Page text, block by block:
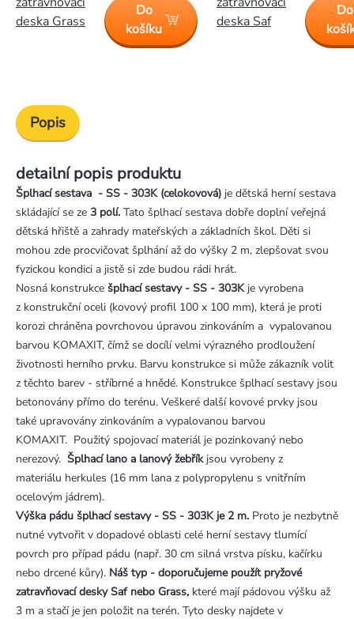
deska Grass
Do
košíku
deska Saf
Do
Popis
detailní popis produktu
Šplhací sestava - SS - 303K (celokovová) je dětská herní sestava
skládající se ze 3 polí. Tato šplhací sestava dobře doplní veřejná
dětská hřiště a zahrady mateřských a základních škol. Děti si
mohou zde procvičovat šplhání až do výšky 2 m, zlepšovat svou
fyzickou kondici a jistě si zde budou rádi hrát.
Nosná konstrukce šplhací sestavy - SS - 303Kje vyrobena
z konstrukční oceli (kovový profil 100 x 100 mm), která je proti
korozi chráněna povrchovou úpravou zinkováním a vypalovanou
barvou KOMAXIT, čímž se docílí velmi výrazného prodloužení
životnosti herního prvku. Barvu konstrukce si může zákazník volit
z těchto barev - stříbrné a hnědé. Konstrukce šplhací sestavy jsou
betonovány přímo do terénu. Veškeré další kovové prvky jsou
také upravovány zinkováním a vypalovanou barvou
KOMAXIT. Použitý spojovací materiál je pozinkovaný nebo
nerezový. Šplhací lano a lanový žebříkjsou vyrobeny z
materiálu herkules (16 mm lana z polypropylenu s vnitřním
ocelovým jádrem).
Výška pádu šplhací sestavy - SS - 303K je 2 m. Proto je nezbytně
nutné vytvořit v dopadové oblasti celé herní sestavy tlumící
povrch pro případ pádu (např. 30 cm silná vrstva písku, kačírku
nebo drcené kůry). Náš typ - doporučujeme použít pryžové
zatravňovací desky Saf nebo Grass, které mají pádovou výšku až
3 m a stačí je jen položit na terén. Tyto desky najdete v